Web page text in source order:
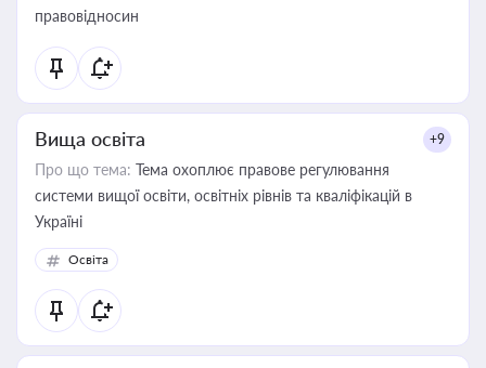
правовідносин
Вища освіта +9
Про що тема: Тема охоплює правове регулювання
системи вищої освіти, освітніх рівнів та кваліфікацій в
Україні
Освіта